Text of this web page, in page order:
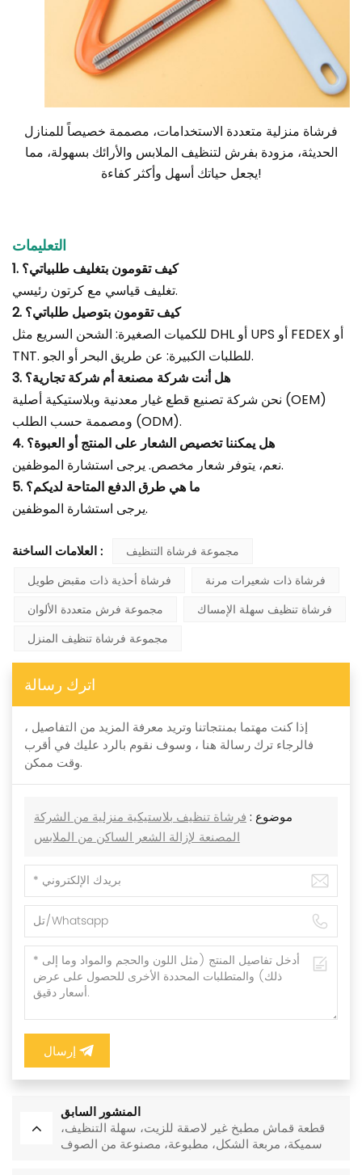
فرشاة منزلية متعددة الاستخدامات، مصممة خصيصاً للمنازل
الحديثة، مزودة بفرش لتنظيف الملابس والأرائك بسهولة، مما
يجعل حياتك أسهل وأكثر كفاءة!
التعليمات
1. كيف تقومون بتغليف طلبياتي؟
تغليف قياسي مع كرتون رئيسي.
2. كيف تقومون بتوصيل طلباتي؟
للكميات الصغيرة: الشحن السريع مثل DHL أو UPS أو FEDEX أو
TNT. للطلبات الكبيرة: عن طريق البحر أو الجو.
3. هل أنت شركة مصنعة أم شركة تجارية؟
نحن شركة تصنيع قطع غيار معدنية وبلاستيكية أصلية (OEM)
ومصممة حسب الطلب (ODM).
4. هل يمكننا تخصيص الشعار على المنتج أو العبوة؟
نعم، يتوفر شعار مخصص. يرجى استشارة الموظفين.
5. ما هي طرق الدفع المتاحة لديكم؟
يرجى استشارة الموظفين.
العلامات الساخنة :
مجموعة فرشاة التنظيف
فرشاة أحذية ذات مقبض طويل
فرشاة ذات شعيرات مرنة
مجموعة فرش متعددة الألوان
فرشاة تنظيف سهلة الإمساك
مجموعة فرشاة تنظيف المنزل
اترك رسالة
إذا كنت مهتما بمنتجاتنا وتريد معرفة المزيد من التفاصيل ،
فالرجاء ترك رسالة هنا ، وسوف نقوم بالرد عليك في أقرب
وقت ممكن.
موضوع : فرشاة تنظيف بلاستيكية منزلية من الشركة
المصنعة لإزالة الشعر الساكن من الملابس
إرسال
المنشور السابق
قطعة قماش مطبخ غير لاصقة للزيت، سهلة التنظيف،
سميكة، مربعة الشكل، مطبوعة، مصنوعة من الصوف